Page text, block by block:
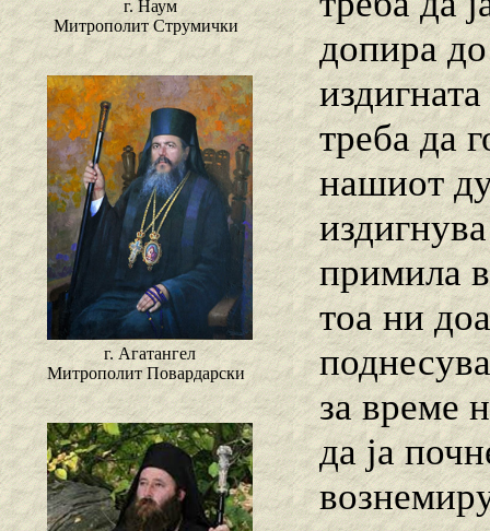
г. Наум
Митрополит Струмички
г. Агатангел
Митрополит Повардарски
допира
треба да
нашиот
примила
тоа ни
за време
да ја